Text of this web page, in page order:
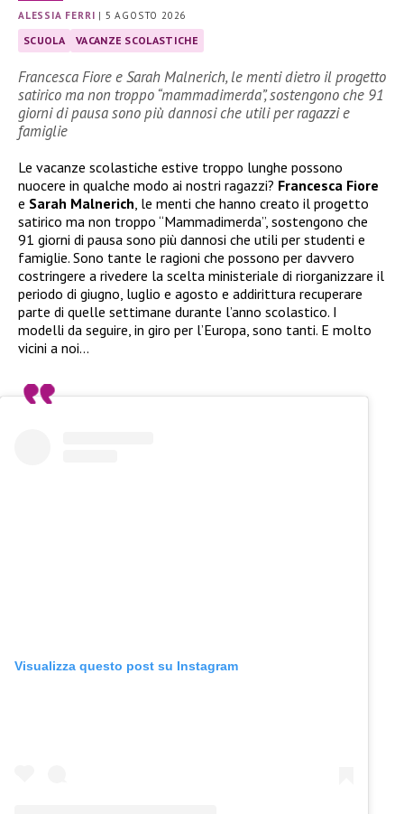
ALESSIA FERRI | 5 AGOSTO 2026
SCUOLA VACANZE SCOLASTICHE
Francesca Fiore e Sarah Malnerich, le menti dietro il progetto
satirico ma non troppo “mammadimerda”, sostengono che 91
giorni di pausa sono più dannosi che utili per ragazzi e
famiglie
Le vacanze scolastiche estive troppo lunghe possono
nuocere in qualche modo ai nostri ragazzi? Francesca Fiore
e Sarah Malnerich , le menti che hanno creato il progetto
satirico ma non troppo “Mammadimerda”, sostengono che
91 giorni di pausa sono più dannosi che utili per studenti e
famiglie. Sono tante le ragioni che possono per davvero
costringere a rivedere la scelta ministeriale di riorganizzare il
periodo di giugno, luglio e agosto e addirittura recuperare
parte di quelle settimane durante l’anno scolastico. I
modelli da seguire, in giro per l’Europa, sono tanti. E molto
vicini a noi…
Visualizza questo post su Instagram